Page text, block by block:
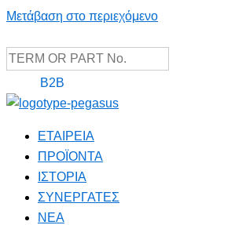
Μετάβαση στο περιεχόμενο
B2B
ΕΤΑΙΡΕΙΑ
ΠΡΟΪΟΝΤΑ
ΙΣΤΟΡΙΑ
ΣΥΝΕΡΓΑΤΕΣ
NEA